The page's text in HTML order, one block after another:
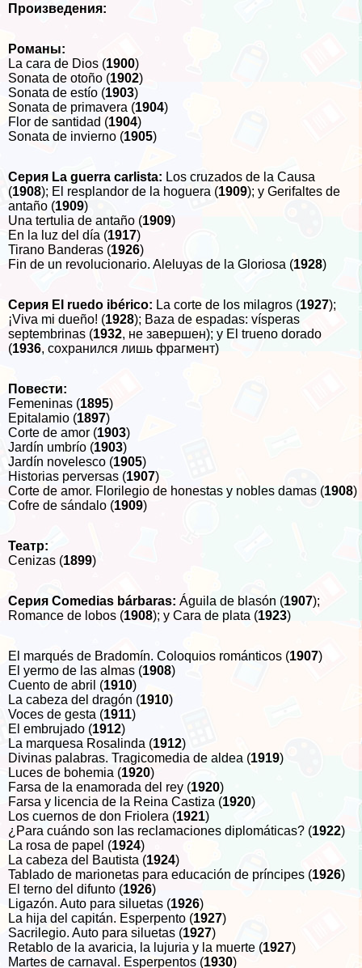
Произведения:
Романы:
La cara de Dios (1900)
Sonata de otoño (1902)
Sonata de estío (1903)
Sonata de primavera (1904)
Flor de santidad (1904)
Sonata de invierno (1905)
Серия La guerra carlista: Los cruzados de la Causa
(1908); El resplandor de la hoguera (1909); y Gerifaltes de
antaño (1909)
Una tertulia de antaño (1909)
En la luz del día (1917)
Tirano Banderas (1926)
Fin de un revolucionario. Aleluyas de la Gloriosa (1928)
Серия El ruedo ibérico: La corte de los milagros (1927);
¡Viva mi dueño! (1928); Baza de espadas: vísperas
septembrinas (1932, не завершен); y El trueno dorado
(1936, сохранился лишь фрагмент)
Повести:
Femeninas (1895)
Epitalamio (1897)
Corte de amor (1903)
Jardín umbrío (1903)
Jardín novelesco (1905)
Historias perversas (1907)
Corte de amor. Florilegio de honestas y nobles damas (1908)
Cofre de sándalo (1909)
Театр:
Cenizas (1899)
Серия Comedias bárbaras: Águila de blasón (1907);
Romance de lobos (1908); y Cara de plata (1923)
El marqués de Bradomín. Coloquios románticos (1907)
El yermo de las almas (1908)
Cuento de abril (1910)
La cabeza del dragón (1910)
Voces de gesta (1911)
El embrujado (1912)
La marquesa Rosalinda (1912)
Divinas palabras. Tragicomedia de aldea (1919)
Luces de bohemia (1920)
Farsa de la enamorada del rey (1920)
Farsa y licencia de la Reina Castiza (1920)
Los cuernos de don Friolera (1921)
¿Para cuándo son las reclamaciones diplomáticas? (1922)
La rosa de papel (1924)
La cabeza del Bautista (1924)
Tablado de marionetas para educación de príncipes (1926)
El terno del difunto (1926)
Ligazón. Auto para siluetas (1926)
La hija del capitán. Esperpento (1927)
Sacrilegio. Auto para siluetas (1927)
Retablo de la avaricia, la lujuria y la muerte (1927)
Martes de carnaval. Esperpentos (1930)